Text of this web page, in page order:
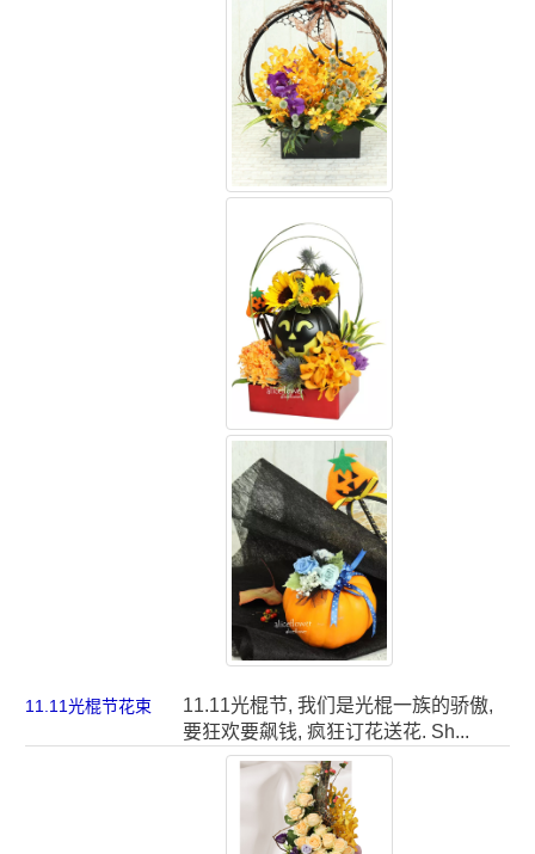
11.11光棍节花束
11.11光棍节, 我们是光棍一族的骄傲,
要狂欢要飙钱, 疯狂订花送花. Sh...